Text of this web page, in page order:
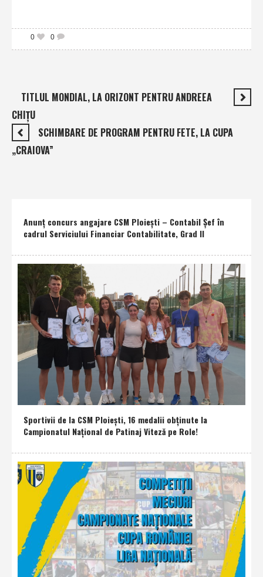
0
0
TITLUL MONDIAL, LA ORIZONT PENTRU ANDREEA
CHIȚU
SCHIMBARE DE PROGRAM PENTRU FETE, LA CUPA
„CRAIOVA”
Anunţ concurs angajare CSM Ploieşti – Contabil Şef în
cadrul Serviciului Financiar Contabilitate, Grad II
Sportivii de la CSM Ploieşti, 16 medalii obţinute la
Campionatul Naţional de Patinaj Viteză pe Role!